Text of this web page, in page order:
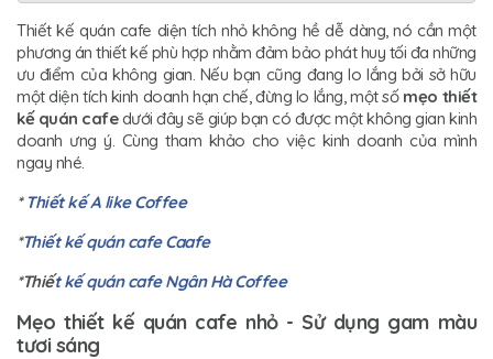
Thiết kế quán cafe diện tích nhỏ không hề dễ dàng, nó cần một
phương án thiết kế phù hợp nhằm đảm bảo phát huy tối đa những
ưu điểm của không gian. Nếu bạn cũng đang lo lắng bởi sở hữu
một diện tích kinh doanh hạn chế, đừng lo lắng, một số mẹo thiết
kế quán cafedưới đây sẽ giúp bạn có được một không gian kinh
doanh ưng ý. Cùng tham khảo cho việc kinh doanh của mình
ngay nhé.
* Thiết kế A like Coffee
*Thiết kế quán cafe Caafe
*Thiết kế quán cafe Ngân Hà Coffee
Mẹo thiết kế quán cafe nhỏ - Sử dụng gam màu
tươi sáng